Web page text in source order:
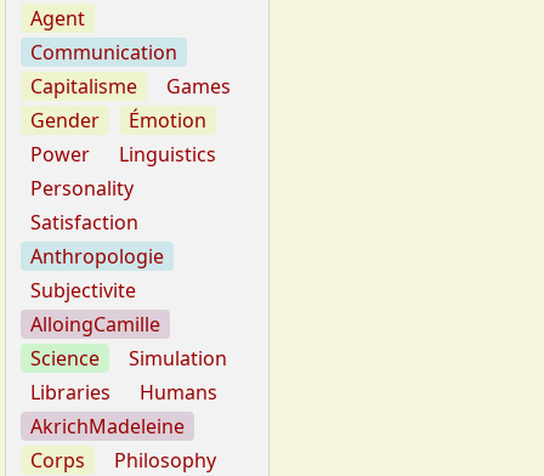
Agent
Communication
Capitalisme
Games
Gender
Émotion
Power
Linguistics
Personality
Satisfaction
Anthropologie
Subjectivite
AlloingCamille
Science
Simulation
Libraries
Humans
AkrichMadeleine
Corps
Philosophy